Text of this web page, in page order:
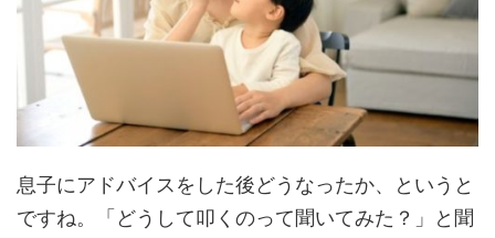
息子にアドバイスをした後どうなったか、というと
ですね。「どうして叩くのって聞いてみた？」と聞